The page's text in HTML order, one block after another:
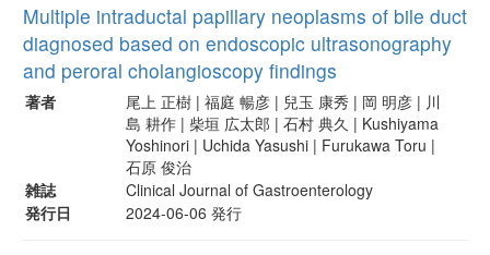
Multiple intraductal papillary neoplasms of bile duct
diagnosed based on endoscopic ultrasonography
and peroral cholangioscopy findings
著者
尾上 正樹 | 福庭 暢彦 | 兒玉 康秀 | 岡 明彦 | 川
島 耕作 | 柴垣 広太郎 | 石村 典久 | Kushiyama
Yoshinori | Uchida Yasushi | Furukawa Toru |
石原 俊治
雑誌
Clinical Journal of Gastroenterology
発行日
2024-06-06 発行